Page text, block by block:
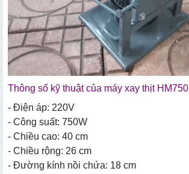
Thông số kỹ thuật của máy xay thịt HM750
- Điện áp: 220V
- Công suất: 750W
- Chiều cao: 40 cm
- Chiều rộng: 26 cm
- Đường kính nồi chứa: 18 cm